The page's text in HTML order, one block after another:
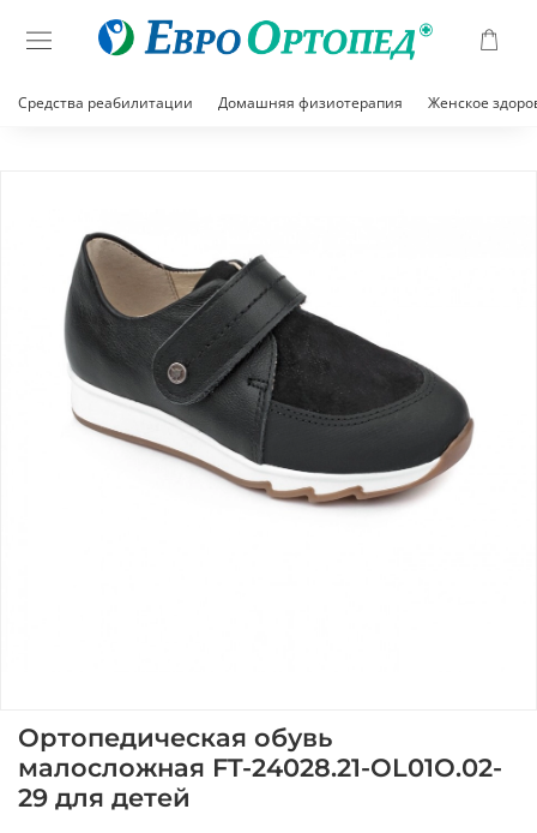
Средства реабилитации Домашняя физиотерапия Женское
Ортопедическая обувь
малосложная FT-24028.21-OL01О.02-
29 для детей